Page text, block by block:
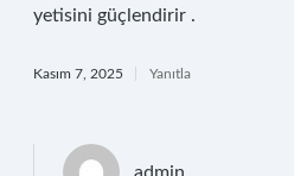
yetisini güçlendirir .
Kasım 7, 2025 Yanıtla